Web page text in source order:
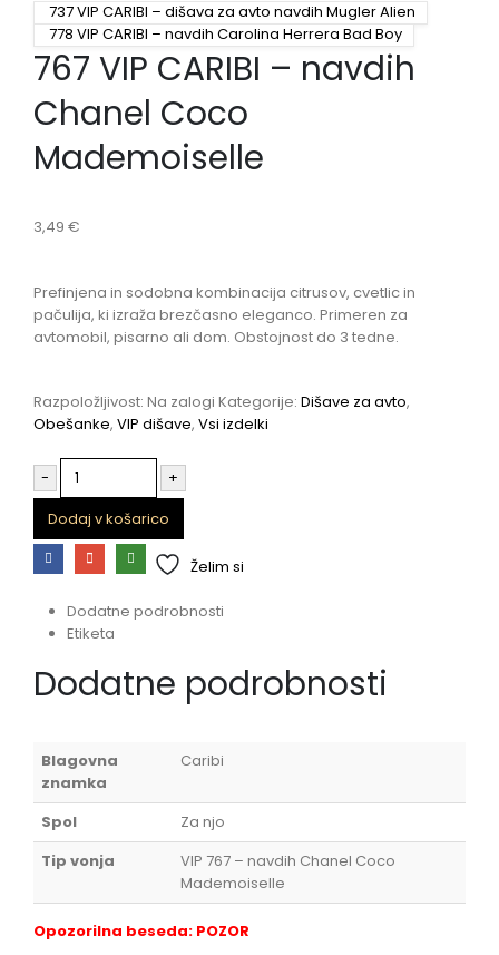
737 VIP CARIBI – dišava za avto navdih Mugler Alien
778 VIP CARIBI – navdih Carolina Herrera Bad Boy
767 VIP CARIBI – navdih
Chanel Coco
Mademoiselle
3,49 €
Prefinjena in sodobna kombinacija citrusov, cvetlic in
pačulija, ki izraža brezčasno eleganco. Primeren za
avtomobil, pisarno ali dom. Obstojnost do 3 tedne.
Razpoložljivost: Na zalogi Kategorije: Dišave za avto,
Obešanke, VIP dišave, Vsi izdelki
-
+
Dodaj v košarico
Želim si
Dodatne podrobnosti
Etiketa
Dodatne podrobnosti
Blagovna
znamka
Caribi
Spol
Za njo
Tip vonja
VIP 767 – navdih Chanel Coco
Mademoiselle
Opozorilna beseda: POZOR